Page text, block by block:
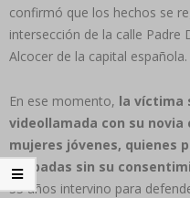
confirmó que los hechos se
intersección de la calle Padre
Alcocer de la capital española.
En ese momento, la víctima
videollamada con su
mujeres jóvenes, quienes
grabadas sin su
33 años intervino para